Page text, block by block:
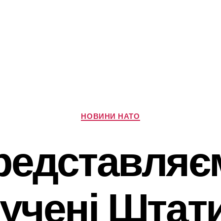
Категорії
НОВИНИ НАТО